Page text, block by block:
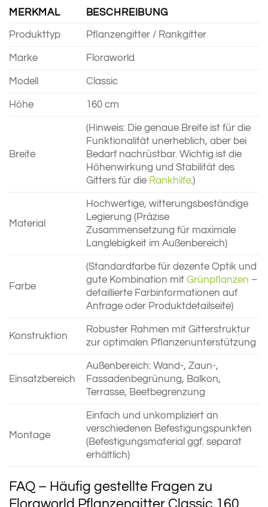
MERKMAL BESCHREIBUNG
Produkttyp Pflanzengitter / Rankgitter
Marke Floraworld
Modell Classic
Höhe 160 cm
Breite
(Hinweis: Die genaue Breite ist für die
Funktionalität unerheblich, aber bei
Bedarf nachrüstbar. Wichtig ist die
Höhenwirkung und Stabilität des
Gitters für die Rankhilfe.)
Material
Hochwertige, witterungsbeständige
Legierung (Präzise
Zusammensetzung für maximale
Langlebigkeit im Außenbereich)
Farbe
(Standardfarbe für dezente Optik und
gute Kombination mit Grünpflanzen –
detaillierte Farbinformationen auf
Anfrage oder Produktdetailseite)
Konstruktion
Robuster Rahmen mit Gitterstruktur
zur optimalen Pflanzenunterstützung
Einsatzbereich
Außenbereich: Wand-, Zaun-,
Fassadenbegrünung, Balkon,
Terrasse, Beetbegrenzung
Montage
Einfach und unkompliziert an
verschiedenen Befestigungspunkten
(Befestigungsmaterial ggf. separat
erhältlich)
FAQ – Häufig gestellte Fragen zu
Floraworld Pflanzengitter Classic 160